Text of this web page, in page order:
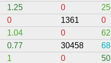
1.25 0 25
0 1361 0
1.04 0
0.77 30458
1 0 50